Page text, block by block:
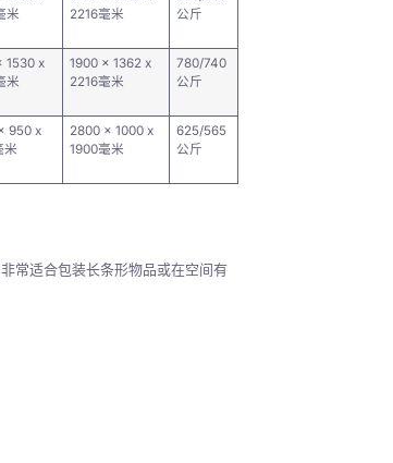
米
2216毫米
公斤
1530 x
米
1900 x 1362 x
2216毫米
780/740
公斤
950 x
米
2800 x 1000 x
1900毫米
625/565
公斤
常适合包装长条形物品或在空间有